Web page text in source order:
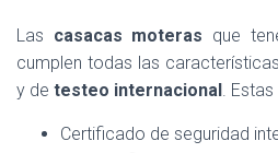
Las casacas moteras que
cumplen todas las
y de testeo internacional .
Certificado de seguridad